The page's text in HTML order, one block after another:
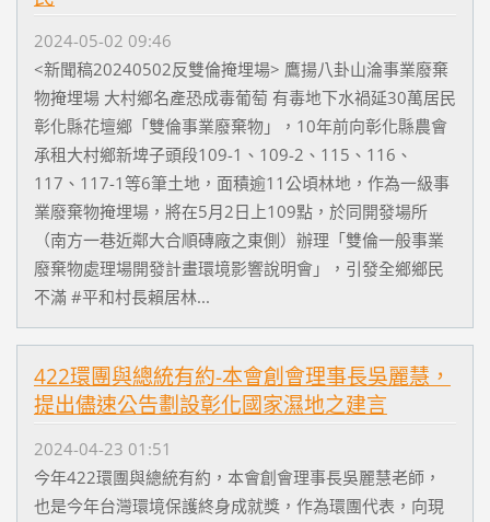
2024-05-02 09:46
<新聞稿20240502反雙倫掩埋場> 鷹揚八卦山淪事業廢棄
物掩埋場 大村鄉名產恐成毒葡萄 有毒地下水禍延30萬居民
彰化縣花壇鄉「雙倫事業廢棄物」，10年前向彰化縣農會
承租大村鄉新埤子頭段109-1、109-2、115、116、
117、117-1等6筆土地，面積逾11公頃林地，作為一級事
業廢棄物掩埋場，將在5月2日上109點，於同開發場所
（南方一巷近鄰大合順磚廠之東側）辦理「雙倫一般事業
廢棄物處理場開發計畫環境影響說明會」，引發全鄉鄉民
不滿 #平和村長賴居林...
422環團與總統有約-本會創會理事長吳麗慧，
提出儘速公告劃設彰化國家濕地之建言
2024-04-23 01:51
今年422環團與總統有約，本會創會理事長吳麗慧老師，
也是今年台灣環境保護終身成就獎，作為環團代表，向現